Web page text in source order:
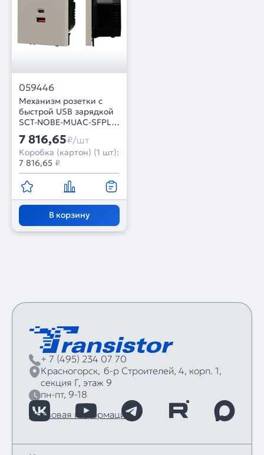
059446
Механизм розетки с
быстрой USB зарядкой
SCT-NOBE-MUAC-SFPL-
FC-CA (65W, QC3)
(Arlight, Кашемир)
7 816,65₽/шт
Коробка (картон) (1 шт):
7 816,65 ₽
В корзину
+ 7 (495) 234 07 70
Красногорск, б‑р Строителей, 4, корп. 1,
секция Г, этаж 9
пн-пт, 9-18
Правовая информация